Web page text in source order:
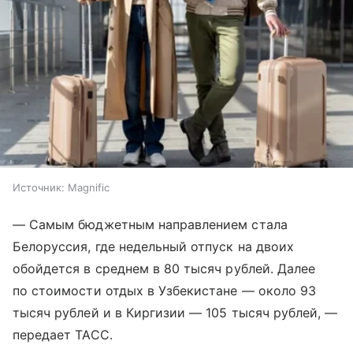
Источник: Magnific
— Самым бюджетным направлением стала
Белоруссия, где недельный отпуск на двоих
обойдется в среднем в 80 тысяч рублей. Далее
по стоимости отдых в Узбекистане — около 93
тысяч рублей и в Киргизии — 105 тысяч рублей, —
передает ТАСС.